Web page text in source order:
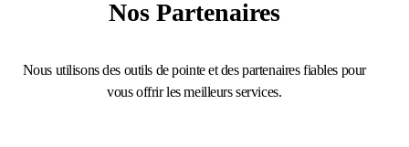
Nos Partenaires
Nous utilisons des outils de pointe et des partenaires fiables pour
vous offrir les meilleurs services.